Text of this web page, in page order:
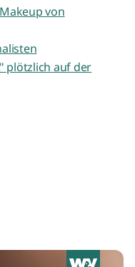
von
plötzlich auf der